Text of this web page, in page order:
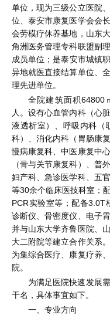
单位，现为三级公立医院
位、泰安市康复医学会会
会劳模疗休养基地，山东
角洲医务管理专科联盟副
成员单位；是泰安市城镇
异地就医直接结算单位、
理先进单位。
全院建筑面积64800
人。设有心血管内科（心
液透析室）、呼吸内科（
科）、消化内科（胃肠康
慢病康复科、中医康复中
（骨与关节康复科）、普
妇产科、急诊医学科、五
等30余个临床医技科室；
PCR实验室等；配备3.0T
诊断仪、骨密度仪、电子
并与山东大学齐鲁医院、
大二附院等建立合作关系
为集综合医疗、康复疗养
院。
为满足医院快速发展
干名，具体事宜如下。
一、专业方向